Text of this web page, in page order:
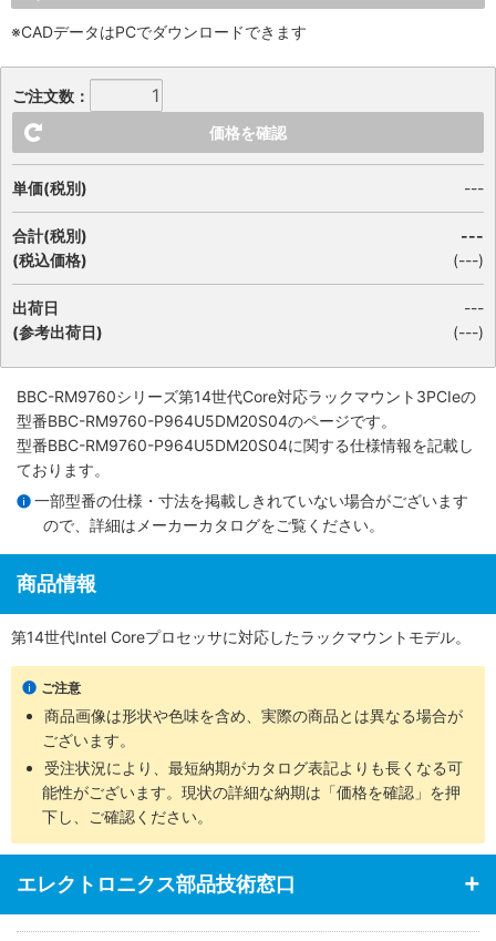
※CADデータはPCでダウンロードできます
ご注文数：
価格を確認
単価(税別) ---
合計(税別)
(税込価格)
---
(---)
出荷日
(参考出荷日)
---
(---)
BBC-RM9760シリーズ第14世代Core対応ラックマウント3PCIeの
型番BBC-RM9760-P964U5DM20S04のページです。
型番BBC-RM9760-P964U5DM20S04に関する仕様情報を記載し
ております。
一部型番の仕様・寸法を掲載しきれていない場合がございます
ので、詳細は メーカーカタログをご覧ください。
商品情報
第14世代Intel Coreプロセッサに対応したラックマウントモデル。
ご注意
商品画像は形状や色味を含め、実際の商品とは異なる場合が
ございます。
受注状況により、最短納期がカタログ表記よりも長くなる可
能性がございます。現状の詳細な納期は「価格を確認」を押
下し、ご確認ください。
エレクトロニクス部品技術窓口